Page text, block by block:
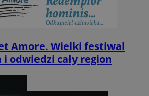
Amore. Wielki festiwal
odwiedzi cały region